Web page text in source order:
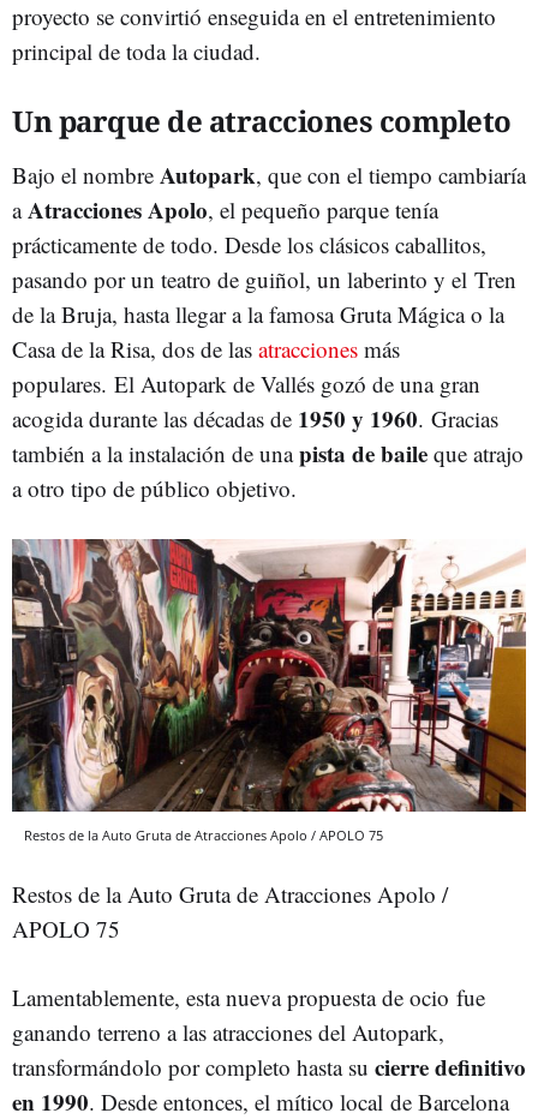
proyecto se convirtió enseguida en el entretenimiento
principal de toda la ciudad.
Un parque de atracciones completo
Bajo el nombre Autopark, que con el tiempo cambiaría
aAtracciones Apolo, el pequeño parque tenía
prácticamente de todo. Desde los clásicos caballitos,
pasando por un teatro de guiñol, un laberinto y el Tren
de la Bruja, hasta llegar a la famosa Gruta Mágica o la
Casa de la Risa, dos de las atracciones más
populares. El Autopark de Vallés gozó de una gran
acogida durante las décadas de 1950 y 1960. Gracias
también a la instalación de unapista de baile que atrajo
a otro tipo de público objetivo.
Restos de la Auto Gruta de Atracciones Apolo / APOLO 75
Restos de la Auto Gruta de Atracciones Apolo /
APOLO 75
Lamentablemente, esta nueva propuesta de ocio fue
ganando terreno a las atracciones del Autopark,
transformándolo por completo hasta su cierre definitivo
en 1990. Desde entonces, el mítico local de Barcelona